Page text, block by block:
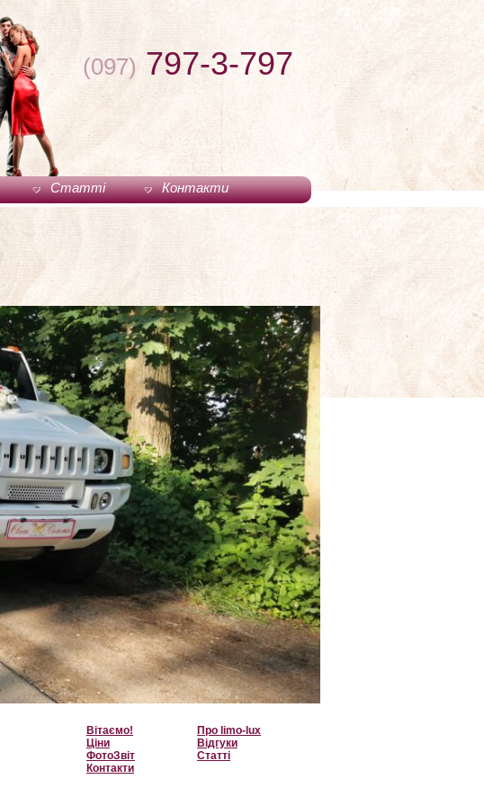
(097) 797-3-797
Статті Контакти
Вітаємо!
Про limo-lux
Ціни
Відгуки
ФотоЗвіт
Статті
Контакти